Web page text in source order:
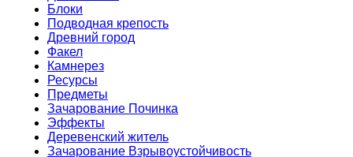
Блоки
Подводная крепость
Древний город
Факел
Камнерез
Ресурсы
Предметы
Зачарование Починка
Эффекты
Деревенский житель
Зачарование Взрывоустойчивость